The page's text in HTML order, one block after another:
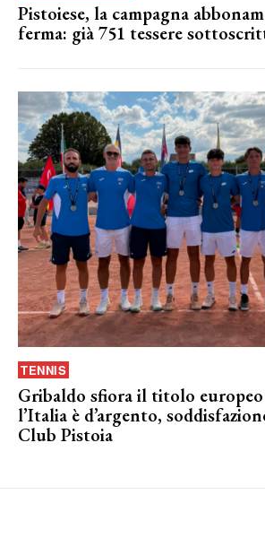
Pistoiese, la campagna
ferma: già 751 tessere
TENNIS
Gribaldo sfiora il titolo
l’Italia è d’argento,
Club Pistoia